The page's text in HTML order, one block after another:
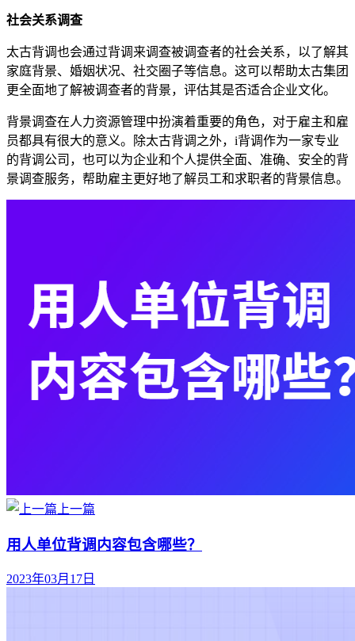
社会关系调查
太古背调也会通过背调来调查被调查者的社会关系，以了解其
家庭背景、婚姻状况、社交圈子等信息。这可以帮助太古集团
更全面地了解被调查者的背景，评估其是否适合企业文化。
背景调查在人力资源管理中扮演着重要的角色，对于雇主和雇
员都具有很大的意义。除太古背调之外，i背调作为一家专业
的背调公司，也可以为企业和个人提供全面、准确、安全的背
景调查服务，帮助雇主更好地了解员工和求职者的背景信息。
上一篇
用人单位背调内容包含哪些？
2023年03月17日